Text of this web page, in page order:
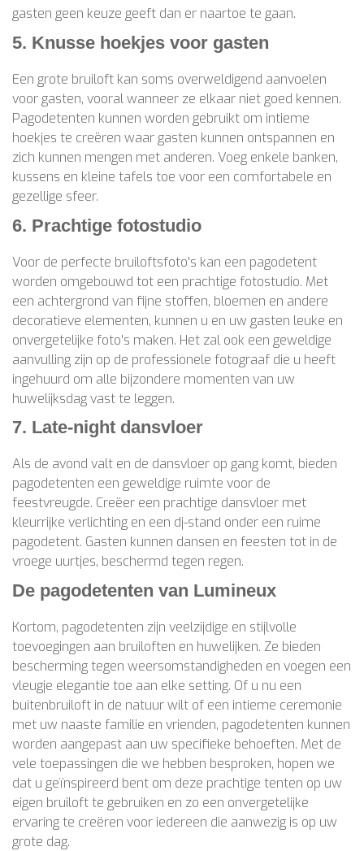
gasten geen keuze geeft dan er naartoe te gaan.
5. Knusse hoekjes voor gasten
Een grote bruiloft kan soms overweldigend aanvoelen
voor gasten, vooral wanneer ze elkaar niet goed kennen.
Pagodetenten kunnen worden gebruikt om intieme
hoekjes te creëren waar gasten kunnen ontspannen en
zich kunnen mengen met anderen. Voeg enkele banken,
kussens en kleine tafels toe voor een comfortabele en
gezellige sfeer.
6. Prachtige fotostudio
Voor de perfecte bruiloftsfoto's kan een pagodetent
worden omgebouwd tot een prachtige fotostudio. Met
een achtergrond van fijne stoffen, bloemen en andere
decoratieve elementen, kunnen u en uw gasten leuke en
onvergetelijke foto's maken. Het zal ook een geweldige
aanvulling zijn op de professionele fotograaf die u heeft
ingehuurd om alle bijzondere momenten van uw
huwelijksdag vast te leggen.
7. Late-night dansvloer
Als de avond valt en de dansvloer op gang komt, bieden
pagodetenten een geweldige ruimte voor de
feestvreugde. Creëer een prachtige dansvloer met
kleurrijke verlichting en een dj-stand onder een ruime
pagodetent. Gasten kunnen dansen en feesten tot in de
vroege uurtjes, beschermd tegen regen.
De pagodetenten van Lumineux
Kortom, pagodetenten zijn veelzijdige en stijlvolle
toevoegingen aan bruiloften en huwelijken. Ze bieden
bescherming tegen weersomstandigheden en voegen een
vleugje elegantie toe aan elke setting. Of u nu een
buitenbruiloft in de natuur wilt of een intieme ceremonie
met uw naaste familie en vrienden, pagodetenten kunnen
worden aangepast aan uw specifieke behoeften. Met de
vele toepassingen die we hebben besproken, hopen we
dat u geïnspireerd bent om deze prachtige tenten op uw
eigen bruiloft te gebruiken en zo een onvergetelijke
ervaring te creëren voor iedereen die aanwezig is op uw
grote dag.